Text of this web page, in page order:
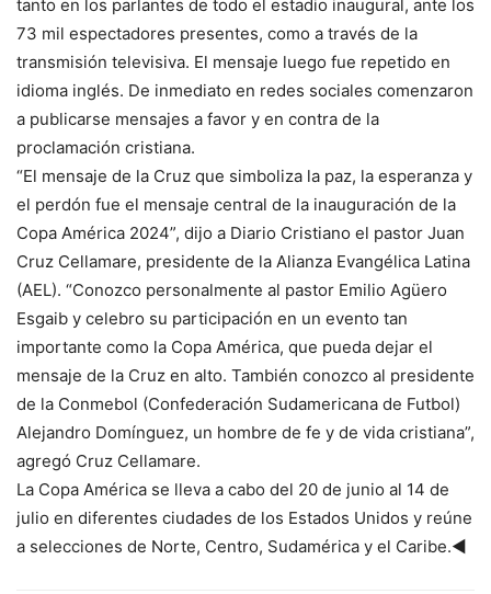
tanto en los parlantes de todo el estadio inaugural, ante los
73 mil espectadores presentes, como a través de la
transmisión televisiva. El mensaje luego fue repetido en
idioma inglés. De inmediato en redes sociales comenzaron
a publicarse mensajes a favor y en contra de la
proclamación cristiana.
“El mensaje de la Cruz que simboliza la paz, la esperanza y
el perdón fue el mensaje central de la inauguración de la
Copa América 2024”, dijo a Diario Cristiano el pastor Juan
Cruz Cellamare, presidente de la Alianza Evangélica Latina
(AEL). “Conozco personalmente al pastor Emilio Agüero
Esgaib y celebro su participación en un evento tan
importante como la Copa América, que pueda dejar el
mensaje de la Cruz en alto. También conozco al presidente
de la Conmebol (Confederación Sudamericana de Futbol)
Alejandro Domínguez, un hombre de fe y de vida cristiana”,
agregó Cruz Cellamare.
La Copa América se lleva a cabo del 20 de junio al 14 de
julio en diferentes ciudades de los Estados Unidos y reúne
a selecciones de Norte, Centro, Sudamérica y el Caribe.◄